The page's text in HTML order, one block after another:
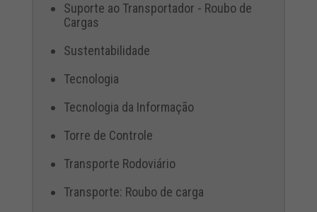
Suporte ao Transportador - Roubo de
Cargas
Sustentabilidade
Tecnologia
Tecnologia da Informação
Torre de Controle
Transporte Rodoviário
Transporte: Roubo de carga